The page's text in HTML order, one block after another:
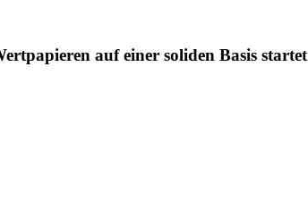
auf einer soliden Basis startet